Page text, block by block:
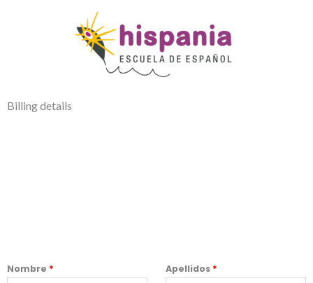
Billing details
Nombre * Apellidos *